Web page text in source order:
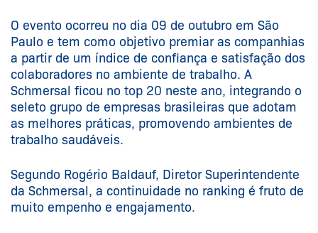
O evento ocorreu no dia 09 de outubro em São
Paulo e tem como objetivo premiar as companhias
a partir de um índice de confiança e satisfação dos
colaboradores no ambiente de trabalho. A
Schmersal ficou no top 20 neste ano, integrando o
seleto grupo de empresas brasileiras que adotam
as melhores práticas, promovendo ambientes de
trabalho saudáveis.
Segundo Rogério Baldauf, Diretor Superintendente
da Schmersal, a continuidade no ranking é fruto de
muito empenho e engajamento.